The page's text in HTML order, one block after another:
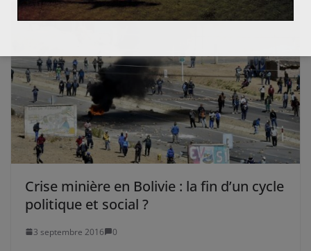
Crise minière en Bolivie : la fin d’un cycle
politique et social ?
3 septembre 2016 0